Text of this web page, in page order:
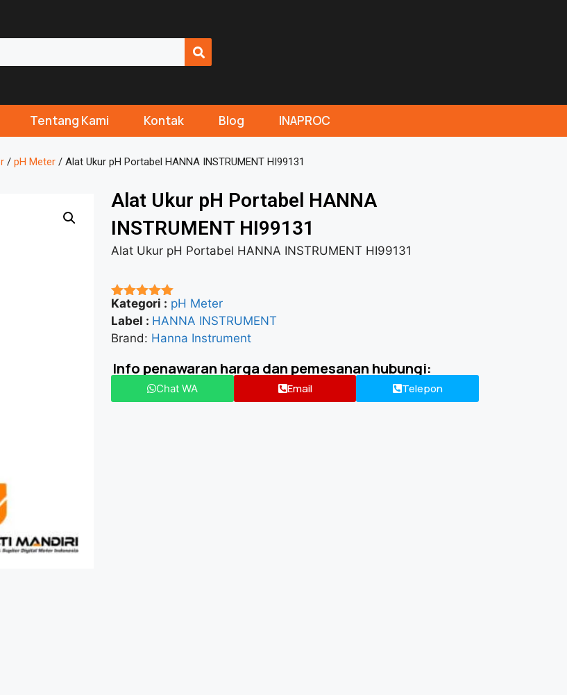
Tentang Kami Kontak Blog INAPROC
/ pH Meter / Alat Ukur pH Portabel HANNA INSTRUMENT HI99131
Alat Ukur pH Portabel HANNA
INSTRUMENT HI99131
Alat Ukur pH Portabel HANNA INSTRUMENT HI99131
★★★★★
Kategori : pH Meter
Label : HANNA INSTRUMENT
Brand: Hanna Instrument
Info penawaran harga dan pemesanan hubungi:
Chat WA Email Telepon